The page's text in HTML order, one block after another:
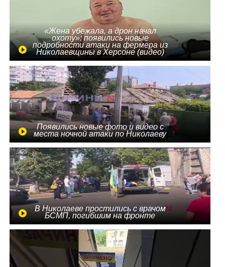
«Жена убежала, а дрон начал
охоту»: появились новые
подробности атаки на фермера из
Николаевщины в Херсоне (видео)
Появились новые фото и видео с
места ночной атаки по Николаеву
В Николаеве простились с врачом
БСМП, погибшим на фронте